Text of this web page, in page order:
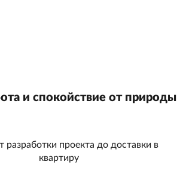
и спокойствие от природы
разработки проекта до доставки в
квартиру